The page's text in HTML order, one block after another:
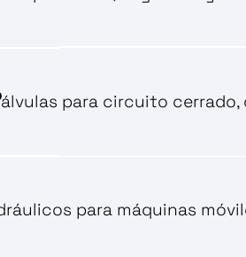
para circuito
para máquinas